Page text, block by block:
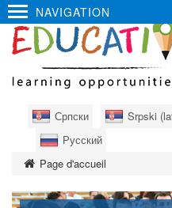
NAVIGATION
Српски Srpski
Русский
Page d'accueil